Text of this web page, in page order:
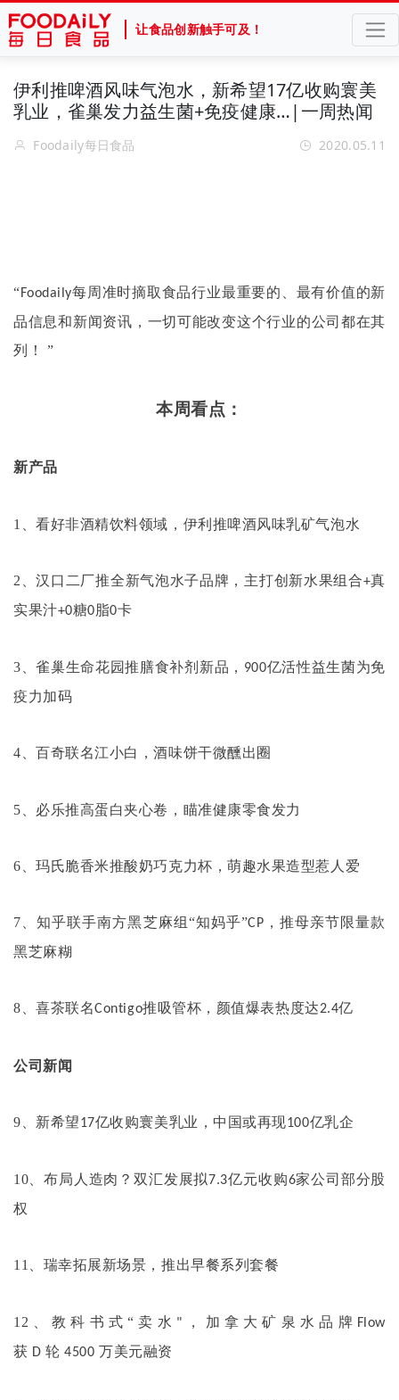
让食品创新触手可及！
伊利推啤酒风味气泡水，新希望17亿收购寰美
乳业，雀巢发力益生菌+免疫健康…|一周热闻
Foodaily每日食品 2020.05.11
“Foodaily每周准时摘取食品行业最重要的、最有价值的新
品信息和新闻资讯，一切可能改变这个行业的公司都在其
列！ ”
本周看点：
新产品
1 、看好非酒精饮料领域，伊利推啤酒风味乳矿气泡水
2 、汉口二厂推全新气泡水子品牌，主打创新水果组合+真
实果汁+0糖0 脂0卡
3 、雀巢生命花园推膳食补剂新品， 900亿活性益生菌为免
疫力加码
4 、百奇联名江小白，酒味饼干微醺出圈
5 、必乐推高蛋白夹心卷，瞄准健康零食发力
6 、玛氏脆香米推酸奶巧克力杯，萌趣水果造型惹人爱
7 、知乎联手南方黑芝麻组“知妈乎”CP ，推母亲节限量款
黑芝麻糊
8、喜茶联名Contigo推吸管杯，颜值爆表热度达2.4亿
公司新闻
9 、新希望17亿收购寰美乳业，中国或再现100亿乳企
10 、布局人造肉？双汇发展拟7.3亿元收购6家公司部分股
权
11、瑞幸拓展新场景，推出早餐系列套餐
12 、教科书式“卖水 " ，加拿大矿泉水品牌 Flow
获 D轮4500 万美元融资